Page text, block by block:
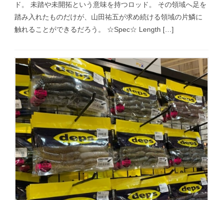
ド。 未踏や未開拓という意味を持つロッド。 その領域へ足を
踏み入れたものだけが、山田祐五が求め続ける領域の片鱗に
触れることができるだろう。 ☆Spec☆ Length […]